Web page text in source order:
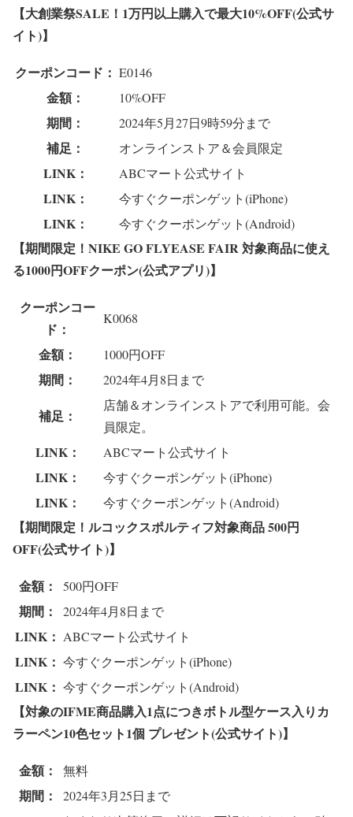
【大創業祭SALE！1万円以上購入で最大10%OFF(公式サ
イト)】
クーポンコード： E0146
金額： 10%OFF
期間： 2024年5月27日9時59分まで
補足： オンラインストア＆会員限定
LINK： ABCマート公式サイト
LINK： 今すぐクーポンゲット(iPhone)
LINK： 今すぐクーポンゲット(Android)
【期間限定！NIKE GO FLYEASE FAIR 対象商品に使え
る1000円OFFクーポン(公式アプリ)】
クーポンコー
ド：
K0068
金額： 1000円OFF
期間： 2024年4月8日まで
補足：
店舗＆オンラインストアで利用可能。会
員限定。
LINK： ABCマート公式サイト
LINK： 今すぐクーポンゲット(iPhone)
LINK： 今すぐクーポンゲット(Android)
【期間限定！ルコックスポルティフ対象商品 500円
OFF(公式サイト)】
金額： 500円OFF
期間： 2024年4月8日まで
LINK： ABCマート公式サイト
LINK： 今すぐクーポンゲット(iPhone)
LINK： 今すぐクーポンゲット(Android)
【対象のIFME商品購入1点につきボトル型ケース入りカ
ラーペン10色セット1個 プレゼント(公式サイト)】
金額： 無料
期間：
2024年3月25日まで